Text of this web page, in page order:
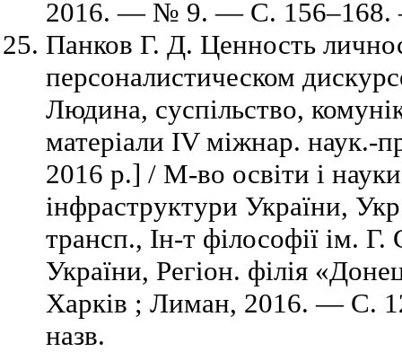
2016. — № 9. — C. 156–168.
Панков Г. Д. Ценность
персоналистическом
Людина, суспільство,
матеріали IV міжнар. наук.-
2016 р.] / М-во освіти і
інфраструктури України,
трансп., Ін-т філософії ім.
України, Регіон. філія
Харків ; Лиман, 2016. — C.
назв.